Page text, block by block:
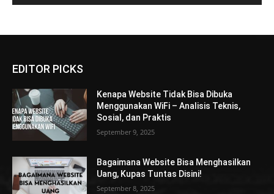
EDITOR PICKS
Kenapa Website Tidak Bisa Dibuka
Menggunakan WiFi – Analisis Teknis,
Sosial, dan Praktis
September 9, 2025
Bagaimana Website Bisa Menghasilkan
Uang, Kupas Tuntas Disini!
September 8, 2025